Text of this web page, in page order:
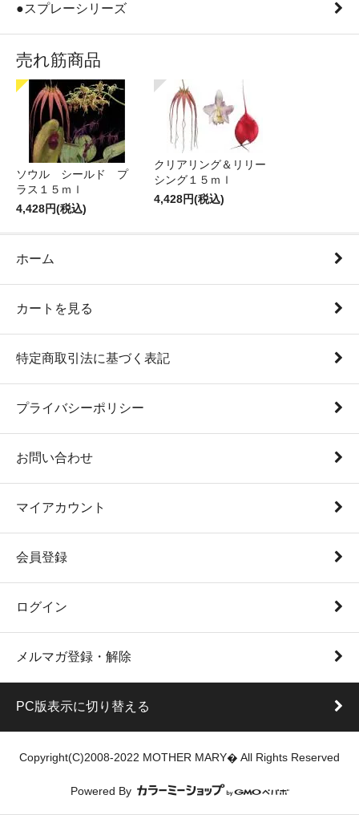
●スプレーシリーズ
売れ筋商品
ソウル シールド プ
ラス１５ｍｌ
4,428円(税込)
クリアリング＆リリー
シング１５ｍｌ
4,428円(税込)
ホーム
カートを見る
特定商取引法に基づく表記
プライバシーポリシー
お問い合わせ
マイアカウント
会員登録
ログイン
メルマガ登録・解除
PC版表示に切り替える
Copyright(C)2008-2022 MOTHER MARY� All Rights Reserved
Powered By